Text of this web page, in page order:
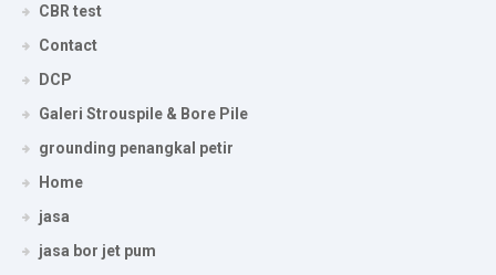
CBR test
Contact
DCP
Galeri Strouspile & Bore Pile
grounding penangkal petir
Home
jasa
jasa bor jet pum